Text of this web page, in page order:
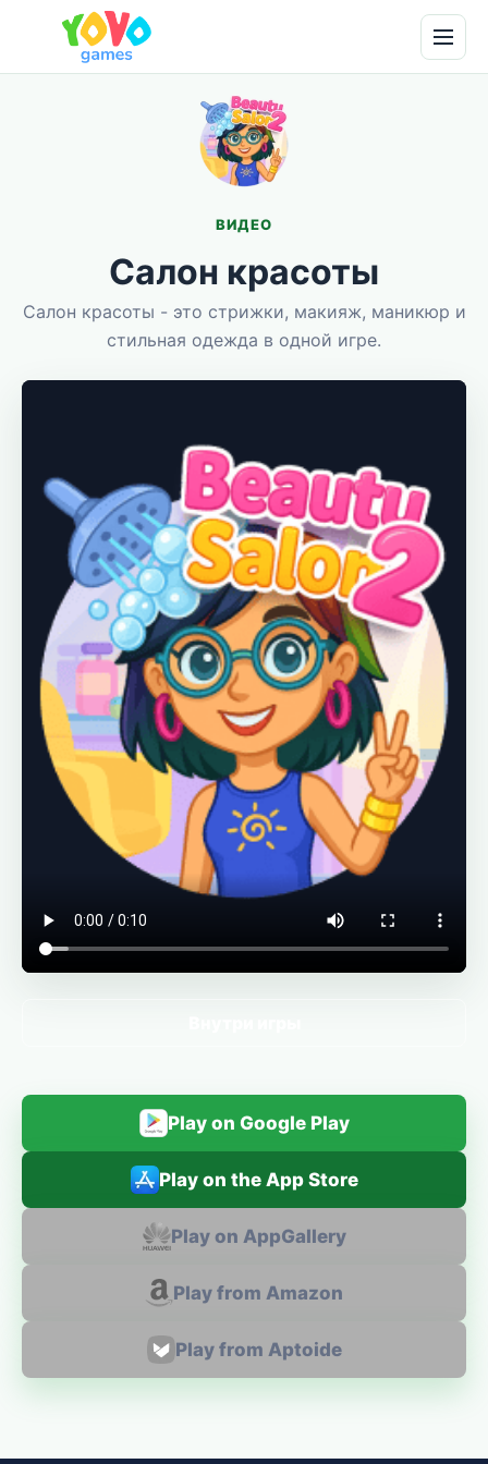
ВИДЕО
Салон красоты
Салон красоты - это стрижки, макияж, маникюр и
стильная одежда в одной игре.
Play on Google Play
Play on the App Store
Play on AppGallery
Play from Amazon
Play from Aptoide